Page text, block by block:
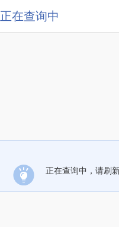
正在查询中
正在查询中，请刷